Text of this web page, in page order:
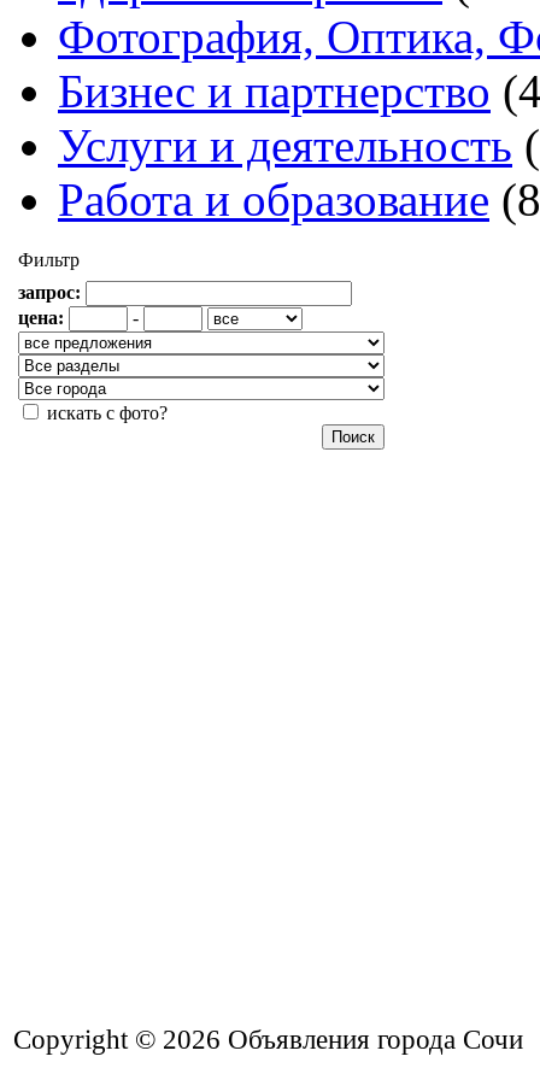
Фотография, Оптика,
Бизнес и партнерство
Услуги и деятельность
Работа и образование
Фильтр
запрос:
цена:
-
искать с фото?
Copyright © 2026 Объявления города Сочи